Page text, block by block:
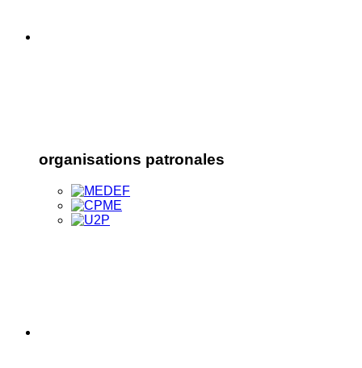
organisations patronales